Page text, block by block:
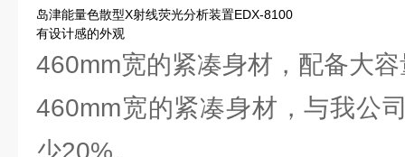
岛津能量色散型X射线荧光分析装置EDX-8100
有设计感的外观
460mm宽的紧凑身材，配备大
460mm宽的紧凑身材，与我公
少20%。